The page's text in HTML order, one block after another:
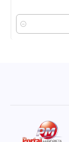
Cantidad